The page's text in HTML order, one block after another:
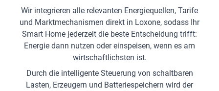
Wir integrieren alle relevanten Energiequellen, Tarife
und Marktmechanismen direkt in Loxone, sodass Ihr
Smart Home jederzeit die beste Entscheidung trifft:
Energie dann nutzen oder einspeisen, wenn es am
wirtschaftlichsten ist.
Durch die intelligente Steuerung von schaltbaren
Lasten, Erzeugern und Batteriespeichern wird der